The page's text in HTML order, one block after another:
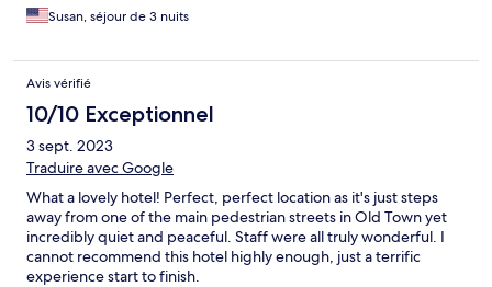
Susan, séjour de 3 nuits
Avis vérifié
10/10 Exceptionnel
3 sept. 2023
Traduire avec Google
What a lovely hotel! Perfect, perfect location as it's just steps
away from one of the main pedestrian streets in Old Town yet
incredibly quiet and peaceful. Staff were all truly wonderful. I
cannot recommend this hotel highly enough, just a terrific
experience start to finish.